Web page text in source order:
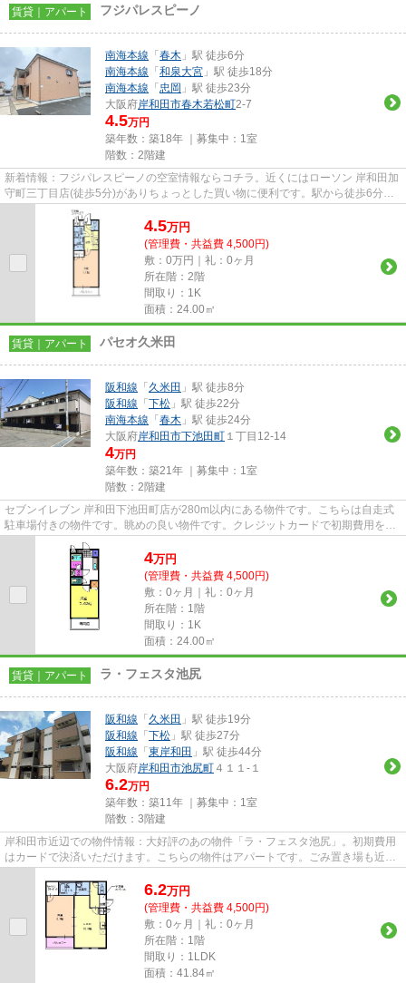
賃貸｜アパート フジパレスピーノ
南海本線 「 春木 」駅 徒歩6分
南海本線 「 和泉大宮 」駅 徒歩18分
南海本線 「 忠岡 」駅 徒歩23分
大阪府岸和田市春木若松町2-7
4.5万円
築年数：築18年 ｜募集中： 1室
階数：2階建
新着情報：フジパレスピーノの空室情報ならコチラ。近くにはローソン 岸和田加
守町三丁目店(徒歩5分)がありちょっとした買い物に便利です。駅から徒歩6分の
物件で、アクセス良好です。...
4.5万円
(管理費・共益費 4,500円)
敷：0万円｜礼：0ヶ月
所在階：2階
間取り：1K
面積：24.00㎡
賃貸｜アパート パセオ久米田
阪和線 「 久米田 」駅 徒歩8分
阪和線 「 下松 」駅 徒歩22分
南海本線 「 春木 」駅 徒歩24分
大阪府岸和田市下池田町 １丁目12-14
4万円
築年数：築21年 ｜募集中： 1室
階数：2階建
セブンイレブン 岸和田下池田町店が280m以内にある物件です。こちらは自走式
駐車場付きの物件です。眺めの良い物件です。クレジットカードで初期費用をお
支払いいただける物件です。こ...
4万円
(管理費・共益費 4,500円)
敷：0ヶ月｜礼：0ヶ月
所在階：1階
間取り：1K
面積：24.00㎡
賃貸｜アパート ラ・フェスタ池尻
阪和線 「 久米田 」駅 徒歩19分
阪和線 「 下松 」駅 徒歩27分
阪和線 「 東岸和田 」駅 徒歩44分
大阪府岸和田市池尻町 ４１１-１
6.2万円
築年数：築11年 ｜募集中： 1室
階数：3階建
岸和田市近辺での物件情報：大好評のあの物件「ラ・フェスタ池尻」。初期費用
はカードで決済いただけます。こちらの物件はアパートです。ごみ置き場も近く
6.2万円
(管理費・共益費 4,500円)
敷：0ヶ月｜礼：0ヶ月
所在階：1階
間取り：1LDK
面積：41.84㎡